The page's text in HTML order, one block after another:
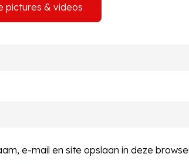
pictures & videos
e-mail en site opslaan in deze